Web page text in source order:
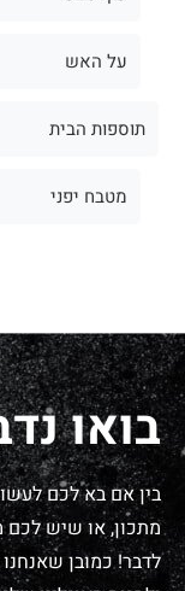
על האש
תוספות הבית
מטבח יפני
בואו
בין אם בא לכם
מתכון, או שיש
לדבר! כמובן